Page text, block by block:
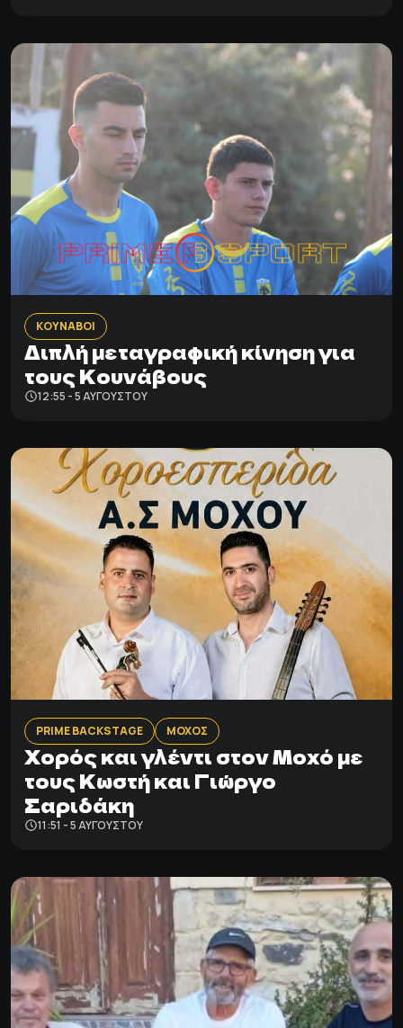
ΚΟΥΝΑΒΟΙ
Διπλή μεταγραφική κίνηση για
τους Κουνάβους
12:55 - 5 ΑΥΓΟΎΣΤΟΥ
PRIME BACKSTAGE ΜΟΧΟΣ
Χορός και γλέντι στον Μοχό με
τους Κωστή και Γιώργο
Σαριδάκη
11:51 - 5 ΑΥΓΟΎΣΤΟΥ